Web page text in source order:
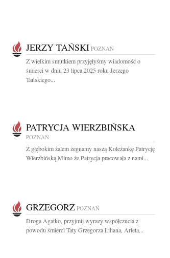
JERZY TAŃSKI POZNAŃ
Z wielkim smutkiem przyjęłyśmy wiadomość o
śmierci w dniu 23 lipca 2025 roku Jerzego
Tańskiego...
PATRYCJA WIERZBIŃSKA
POZNAŃ
Z głębokim żalem żegnamy naszą Koleżankę Patrycję
Wierzbińską Mimo że Patrycja pracowała z nami...
GRZEGORZ POZNAŃ
Droga Agatko, przyjmij wyrazy współczucia z
powodu śmierci Taty Grzegorza Liliana, Arleta...